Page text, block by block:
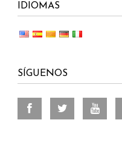
IDIOMAS
SÍGUENOS